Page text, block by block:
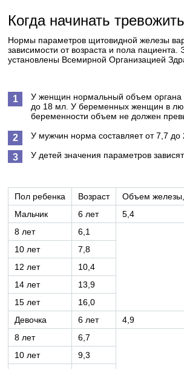
Когда начинать
Нормы параметров щитовидной железы
зависимости от возраста и пола пациента.
установлены Всемирной Организацией
У женщин нормальный объем органа
до 18 мл. У беременных женщин в
беременности объем не должен
У мужчин норма составляет от 7,7 до
У детей значения параметров
Пол ребенка Возраст
Объем
Мальчик
6 лет
5,4
8 лет
6,1
10 лет
7,8
12 лет
10,4
14 лет
13,9
15 лет
16,0
Девочка
6 лет
4,9
8 лет
6,7
10 лет
9,3